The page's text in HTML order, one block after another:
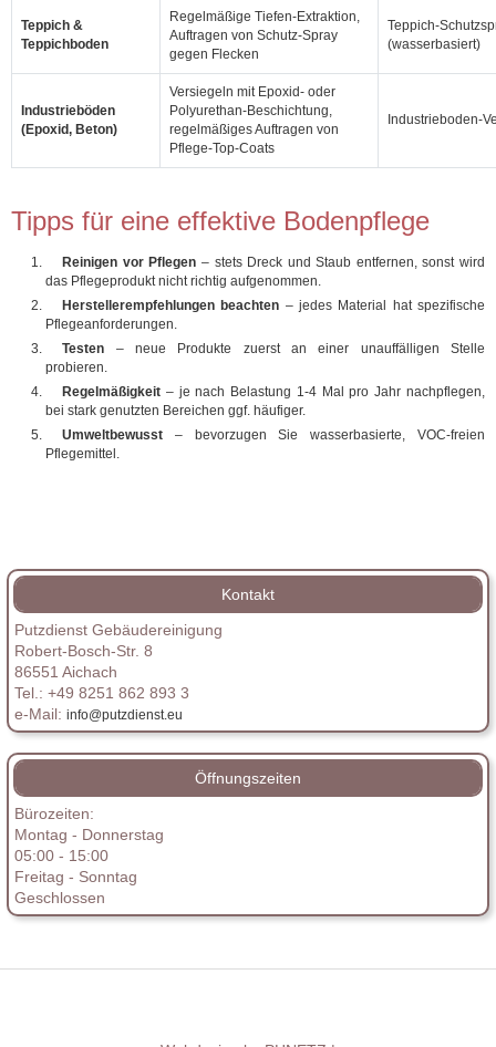
Teppich &
Teppichboden
Regelmäßige Tiefen‑Extraktion,
Auftragen von Schutz‑Spray
gegen Flecken
(wasserbasiert)
Industrieböden
(Epoxid, Beton)
Versiegeln mit Epoxid‑ oder
Polyurethan‑Beschichtung,
regelmäßiges Auftragen von
Pflege‑Top‑Coats
Tipps für eine effektive Bodenpflege
Reinigen vor Pflegen – stets Dreck und Staub entfernen, sonst wird
das Pflegeprodukt nicht richtig aufgenommen.
Herstellerempfehlungen beachten – jedes Material hat spezifische
Pflegeanforderungen.
Testen – neue Produkte zuerst an einer unauffälligen Stelle
probieren.
Regelmäßigkeit – je nach Belastung 1‑4 Mal pro Jahr nachpflegen,
bei stark genutzten Bereichen ggf. häufiger.
Umweltbewusst – bevorzugen Sie wasserbasierte, VOC‑freien
Pflegemittel.
Kontakt
Putzdienst Gebäudereinigung
Robert-Bosch-Str. 8
86551 Aichach
Tel.: +49 8251 862 893 3
e-Mail: info@putzdienst.eu
Öffnungszeiten
Bürozeiten:
Montag - Donnerstag
05:00 - 15:00
Freitag - Sonntag
Geschlossen